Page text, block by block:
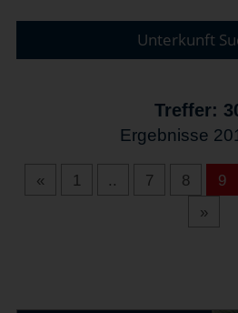
Unterkunft
Treffer:
Ergebnisse
« 1 .. 7 8 9
»